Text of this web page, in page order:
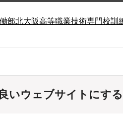
部北大阪高等職業技術専門校訓
いウェブサイトにす